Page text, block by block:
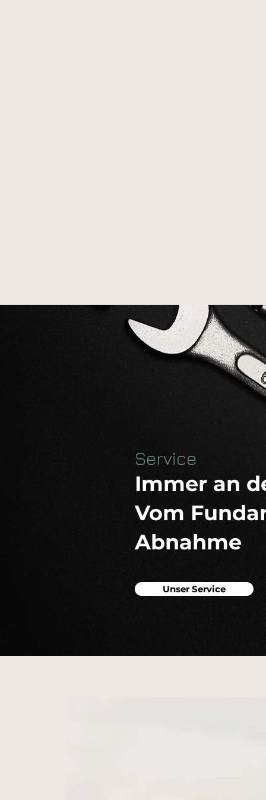
Service
Immer an
Vom
Abnahme
Unser Service